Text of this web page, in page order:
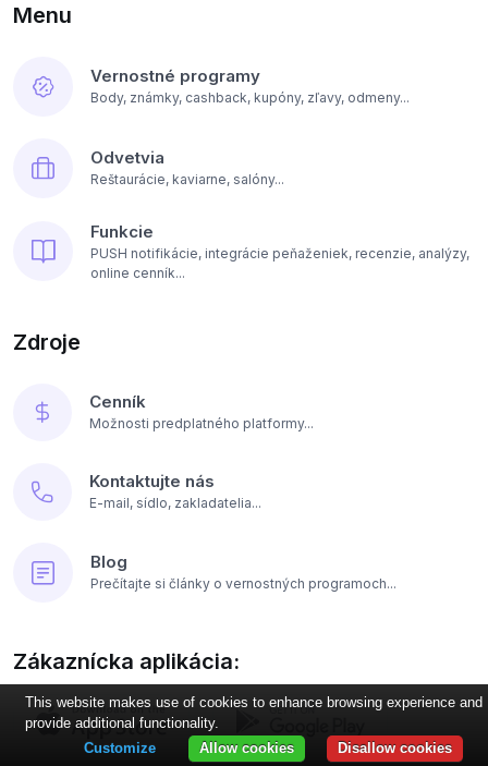
Menu
Vernostné programy
Body, známky, cashback, kupóny, zľavy, odmeny...
Odvetvia
Reštaurácie, kaviarne, salóny...
Funkcie
PUSH notifikácie, integrácie peňaženiek, recenzie, analýzy,
online cenník...
Zdroje
Cenník
Možnosti predplatného platformy...
Kontaktujte nás
E-mail, sídlo, zakladatelia...
Blog
Prečítajte si články o vernostných programoch...
Zákaznícka aplikácia:
This website makes use of cookies to enhance browsing experience and
provide additional functionality.
Disallow cookies
Allow cookies
Customize